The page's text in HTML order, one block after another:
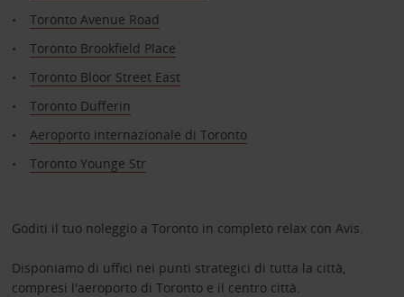
Toronto Avenue Road
Toronto Brookfield Place
Toronto Bloor Street East
Toronto Dufferin
Aeroporto internazionale di Toronto
Toronto Younge Str
Goditi il tuo noleggio a Toronto in completo relax con Avis.
Disponiamo di uffici nei punti strategici di tutta la città,
compresi l'aeroporto di Toronto e il centro città.